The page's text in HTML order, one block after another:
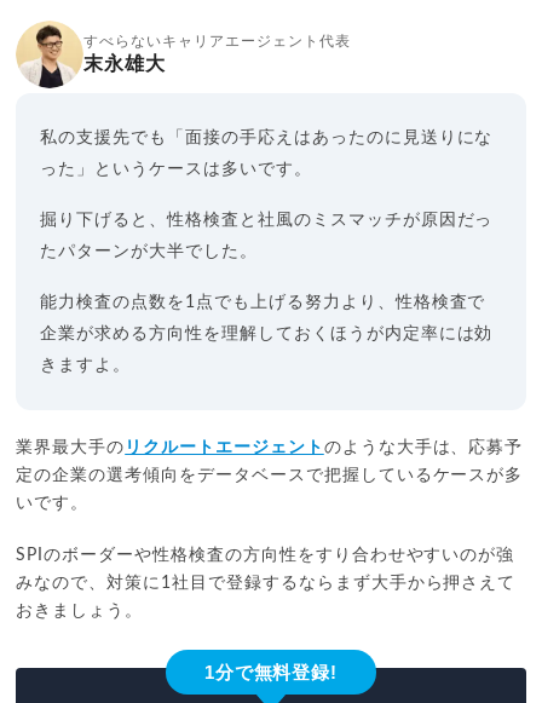
すべらないキャリアエージェント代表
末永雄大
私の支援先でも「面接の手応えはあったのに見送りにな
った」というケースは多いです。
掘り下げると、性格検査と社風のミスマッチが原因だっ
たパターンが大半でした。
能力検査の点数を1点でも上げる努力より、性格検査で
企業が求める方向性を理解しておくほうが内定率には効
きますよ。
業界最大手の リクルートエージェント のような大手は、応募予
定の企業の選考傾向をデータベースで把握しているケースが多
いです。
SPIのボーダーや性格検査の方向性をすり合わせやすいのが強
みなので、対策に1社目で登録するならまず大手から押さえて
おきましょう。
1分で無料登録!